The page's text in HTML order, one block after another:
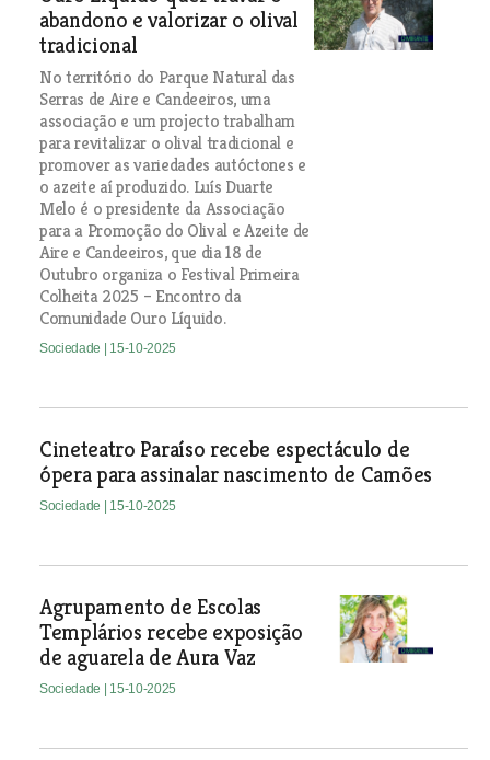
abandono e valorizar o olival
tradicional
No território do Parque Natural das
Serras de Aire e Candeeiros, uma
associação e um projecto trabalham
para revitalizar o olival tradicional e
promover as variedades autóctones e
o azeite aí produzido. Luís Duarte
Melo é o presidente da Associação
para a Promoção do Olival e Azeite de
Aire e Candeeiros, que dia 18 de
Outubro organiza o Festival Primeira
Colheita 2025 – Encontro da
Comunidade Ouro Líquido.
Sociedade | 15-10-2025
Cineteatro Paraíso recebe espectáculo de
ópera para assinalar nascimento de Camões
Sociedade | 15-10-2025
Agrupamento de Escolas
Templários recebe exposição
de aguarela de Aura Vaz
Sociedade | 15-10-2025